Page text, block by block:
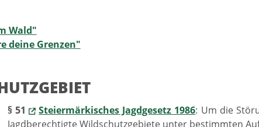
Wald"
deine Grenzen"
§ 51 Steiermärkisches Jagdgesetz 1986: Um die
Jagdberechtigte Wildschutzgebiete unter bestimmten